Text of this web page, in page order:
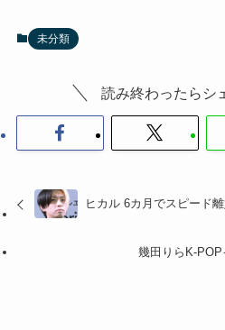
未分類
読み終わったらシ
ヒカル 6カ月でスピード
幾田りらK-POP